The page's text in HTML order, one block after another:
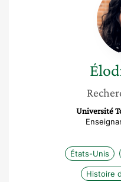
Université
États-Unis
Histoire